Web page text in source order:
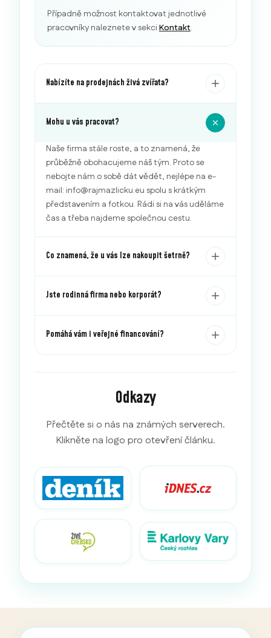
Případně možnost kontaktovat jednotlivé
pracovníky naleznete v sekci Kontakt.
Nabízíte na prodejnách živá zvířata?
Mohu u vás pracovat?
Naše firma stále roste, a to znamená, že
průběžně obohacujeme náš tým. Proto se
nebojte nám o sobě dát vědět, nejlépe na e-
mail: info@rajmazlicku.eu spolu s krátkým
představením a fotkou. Rádi si na vás uděláme
čas a třeba najdeme společnou cestu.
Co znamená, že u vás lze nakoupit šetrně?
Jste rodinná firma nebo korporát?
Pomáhá vám i veřejné financování?
Odkazy
Přečtěte si o nás na známých serverech.
Klikněte na logo pro otevření článku.